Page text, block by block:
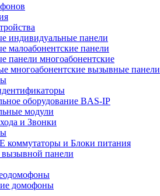
индивидуальные панели
малоабонентские панели
панели многоабонентские
многоабонентские вызывные панели
оборудование BAS-IP
модули
и Звонки
коммутаторы и Блоки питания
панели
домофоны